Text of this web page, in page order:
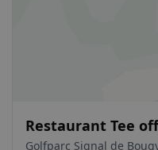
Restaurant Tee
Golfparc Signal de